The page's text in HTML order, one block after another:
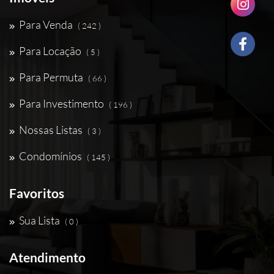
Para Venda ( 242 )
Para Locação ( 5 )
Para Permuta ( 66 )
Para Investimento ( 196 )
Nossas Listas ( 3 )
Condomínios ( 145 )
Favoritos
Sua Lista ( 0 )
Atendimento